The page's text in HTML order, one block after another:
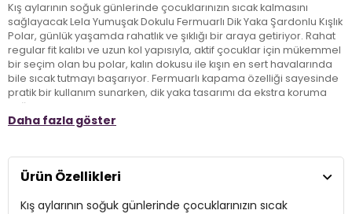
Kış aylarının soğuk günlerinde çocuklarınızın sıcak kalmasını
sağlayacak Lela Yumuşak Dokulu Fermuarlı Dik Yaka Şardonlu Kışlık
Polar, günlük yaşamda rahatlık ve şıklığı bir araya getiriyor. Rahat
regular fit kalıbı ve uzun kol yapısıyla, aktif çocuklar için mükemmel
bir seçim olan bu polar, kalın dokusu ile kışın en sert havalarında
bile sıcak tutmayı başarıyor. Fermuarlı kapama özelliği sayesinde
pratik bir kullanım sunarken, dik yaka tasarımı da ekstra koruma
sağlıyor. Düz paça kesimi ile modern bir görünüm elde eden bu
ürün, kışlık kombinlerin vazgeçilmezi olacak. Çocuk giyiminde
Model:Polar
Giyim Tarzı:Günlük/Casual
Daha fazla göster
Ürün Özellikleri
Kış aylarının soğuk günlerinde çocuklarınızın sıcak